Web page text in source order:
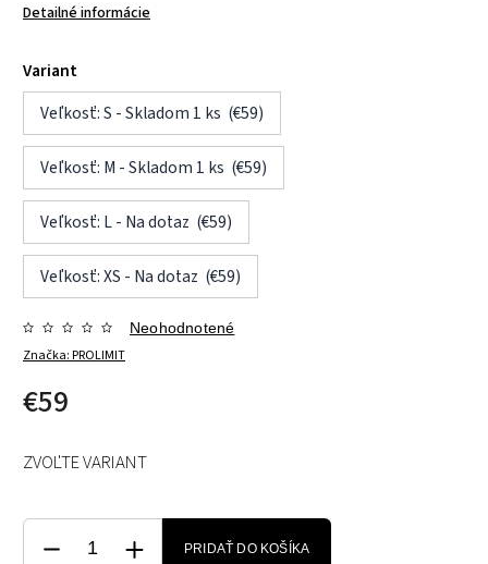
Detailné informácie
Variant
Veľkosť: S - Skladom 1 ks (€59)
Veľkosť: M - Skladom 1 ks (€59)
Veľkosť: L - Na dotaz (€59)
Veľkosť: XS - Na dotaz (€59)
Značka:PROLIMIT
Neohodnotené
€59
ZVOĽTE VARIANT
PRIDAŤ DO KOŠÍKA